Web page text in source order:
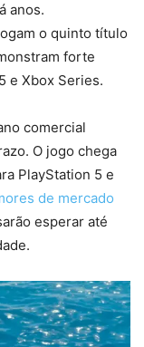
anos.
o quinto título
forte
e Xbox Series.
comercial
O jogo chega
PlayStation 5 e
de mercado
esperar até